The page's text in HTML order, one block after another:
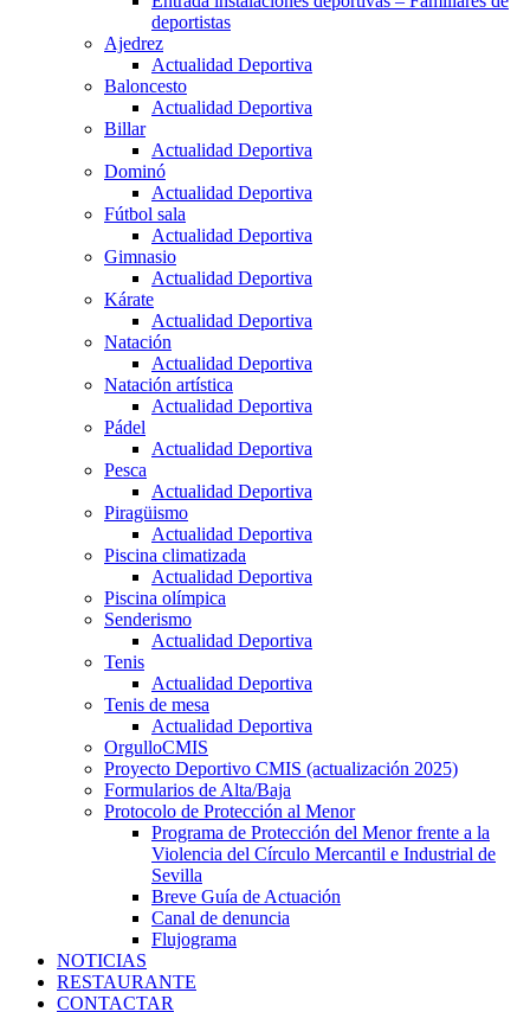
deportistas
Ajedrez
Actualidad Deportiva
Baloncesto
Actualidad Deportiva
Billar
Actualidad Deportiva
Dominó
Actualidad Deportiva
Fútbol sala
Actualidad Deportiva
Gimnasio
Actualidad Deportiva
Kárate
Actualidad Deportiva
Natación
Actualidad Deportiva
Natación artística
Actualidad Deportiva
Pádel
Actualidad Deportiva
Pesca
Actualidad Deportiva
Piragüismo
Actualidad Deportiva
Piscina climatizada
Actualidad Deportiva
Piscina olímpica
Senderismo
Actualidad Deportiva
Tenis
Actualidad Deportiva
Tenis de mesa
Actualidad Deportiva
OrgulloCMIS
Proyecto Deportivo CMIS (actualización 2025)
Formularios de Alta/Baja
Protocolo de Protección al Menor
Programa de Protección del Menor frente a la
Violencia del Círculo Mercantil e Industrial de
Sevilla
Breve Guía de Actuación
Canal de denuncia
Flujograma
NOTICIAS
RESTAURANTE
CONTACTAR